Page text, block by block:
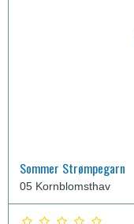
Sommer Strømpegarn
05 Kornblomsthav